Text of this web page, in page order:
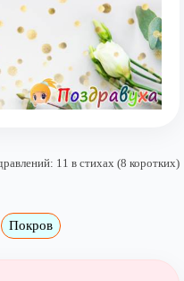
11 в стихах (8 коротких)
Покров